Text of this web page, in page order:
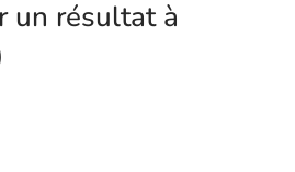
un résultat à